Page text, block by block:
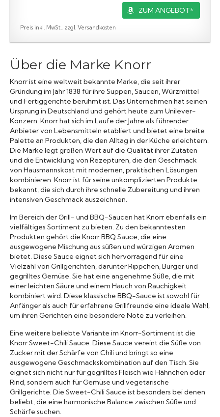
ZUM ANGEBOT*
Preis inkl. MwSt., zzgl. Versandkosten
Über die Marke Knorr
Knorr ist eine weltweit bekannte Marke, die seit ihrer
Gründung im Jahr 1838 für ihre Suppen, Saucen, Würzmittel
und Fertiggerichte berühmt ist. Das Unternehmen hat seinen
Ursprung in Deutschland und gehört heute zum Unilever-
Konzern. Knorr hat sich im Laufe der Jahre als führender
Anbieter von Lebensmitteln etabliert und bietet eine breite
Palette an Produkten, die den Alltag in der Küche erleichtern.
Die Marke legt großen Wert auf die Qualität ihrer Zutaten
und die Entwicklung von Rezepturen, die den Geschmack
von Hausmannskost mit modernen, praktischen Lösungen
kombinieren. Knorr ist für seine unkomplizierten Produkte
bekannt, die sich durch ihre schnelle Zubereitung und ihren
intensiven Geschmack auszeichnen.
Im Bereich der Grill- und BBQ-Saucen hat Knorr ebenfalls ein
vielfältiges Sortiment zu bieten. Zu den bekanntesten
Produkten gehört die Knorr BBQ Sauce, die eine
ausgewogene Mischung aus süßen und würzigen Aromen
bietet. Diese Sauce eignet sich hervorragend für eine
Vielzahl von Grillgerichten, darunter Rippchen, Burger und
gegrilltes Gemüse. Sie hat eine angenehme Süße, die mit
einer leichten Säure und einem Hauch von Rauchigkeit
kombiniert wird. Diese klassische BBQ-Sauce ist sowohl für
Anfänger als auch für erfahrene Grillfreunde eine ideale Wahl,
um ihren Gerichten eine besondere Note zu verleihen.
Eine weitere beliebte Variante im Knorr-Sortiment ist die
Knorr Sweet-Chili Sauce. Diese Sauce vereint die Süße von
Zucker mit der Schärfe von Chili und bringt so eine
ausgewogene Geschmackskombination auf den Tisch. Sie
eignet sich nicht nur für gegrilltes Fleisch wie Hähnchen oder
Rind, sondern auch für Gemüse und vegetarische
Grillgerichte. Die Sweet-Chili Sauce ist besonders bei denen
beliebt, die eine harmonische Balance zwischen Süße und
Schärfe suchen.